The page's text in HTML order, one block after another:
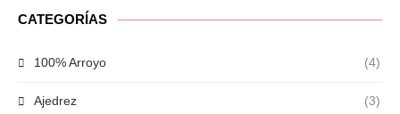
CATEGORÍAS
100% Arroyo (4)
Ajedrez (3)